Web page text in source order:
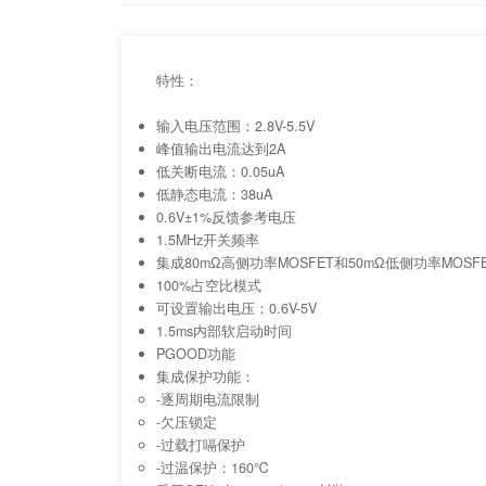
特性：
输入电压范围：2.8V-5.5V
峰值输出电流达到2A
低关断电流：0.05uA
低静态电流：38uA
0.6V±1%反馈参考电压
1.5MHz开关频率
集成80mΩ高侧功率MOSFET和50mΩ低侧功率
100%占空比模式
可设置输出电压：0.6V-5V
1.5ms内部软启动时间
PGOOD功能
集成保护功能：
-逐周期电流限制
-欠压锁定
-过载打嗝保护
-过温保护：160℃